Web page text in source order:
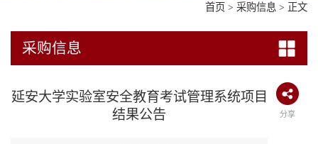
首页 > 采购信息 > 正文
采购信息
延安大学实验室安全教育考试管理系统项目
结果公告
分享